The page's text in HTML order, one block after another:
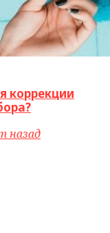
коррекции
назад